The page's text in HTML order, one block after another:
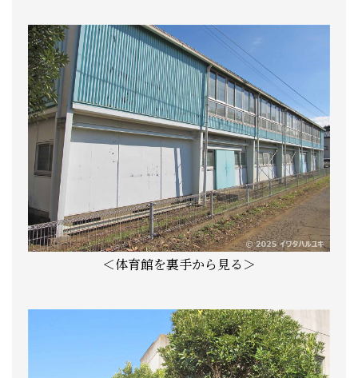
＜体育館を裏手から見る＞